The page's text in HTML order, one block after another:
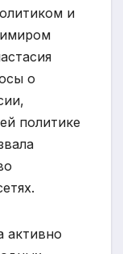
и
о
политике
активно